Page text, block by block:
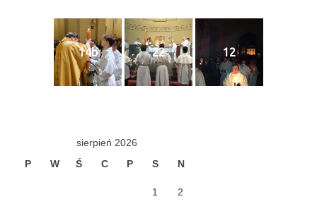
Godzina Miłosierdzia 12.04.2026
Galerie 2025
Pożegnanie Ks. Mateusza 29.06.2025
Galerie 2024
Niedziela Palmowa 24.03.2024
14b 22 12
sierpień 2026
P
W Ś C P S N
1 2